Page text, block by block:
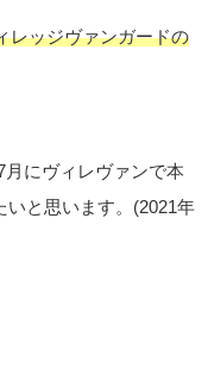
レッジヴァンガードの
にヴィレヴァンで本
いと思います。(2021年